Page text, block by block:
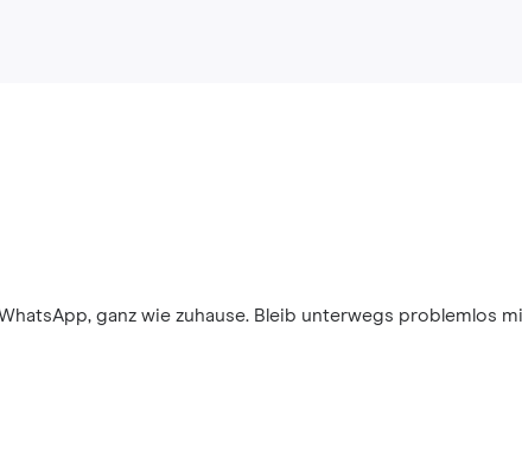
ganz wie zuhause. Bleib unterwegs problemlos